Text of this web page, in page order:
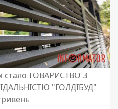
стало ТОВАРИСТВО З
"ГОЛДІБУД"